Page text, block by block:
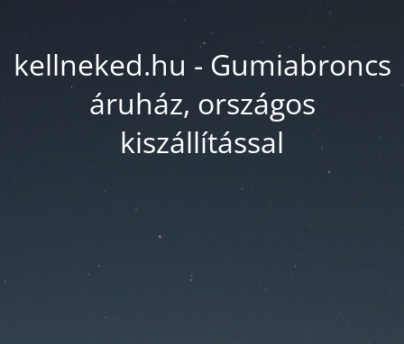
kellneked.hu - Gumiabroncs
áruház, országos
kiszállítással